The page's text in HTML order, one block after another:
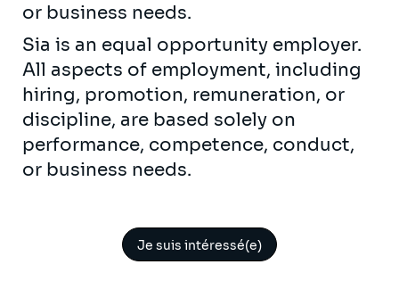
or business needs.
Sia is an equal opportunity employer.
All aspects of employment, including
hiring, promotion, remuneration, or
discipline, are based solely on
performance, competence, conduct,
or business needs.
Je suis intéressé(e)